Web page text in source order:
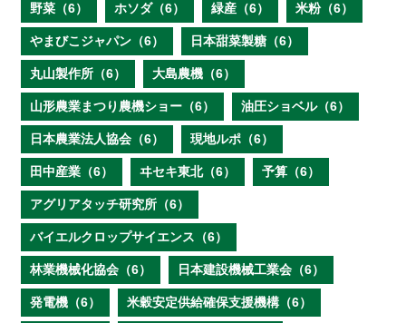
野菜（6） ホソダ（6） 緑産（6） 米粉（6）
やまびこジャパン（6） 日本甜菜製糖（6）
丸山製作所（6） 大島農機（6）
山形農業まつり農機ショー（6） 油圧ショベル（6）
日本農業法人協会（6） 現地ルポ（6）
田中産業（6） ヰセキ東北（6） 予算（6）
アグリアタッチ研究所（6）
バイエルクロップサイエンス（6）
林業機械化協会（6） 日本建設機械工業会（6）
発電機（6） 米穀安定供給確保支援機構（6）